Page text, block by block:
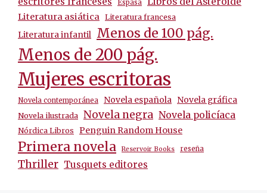
Espasa
Literatura asiática Literatura francesa
Literatura infantil Menos de 100 pág.
Menos de 200 pág.
Mujeres escritoras
Novela contemporánea Novela española Novela gráfica
Novela ilustrada Novela negra Novela policíaca
Nórdica Libros Penguin Random House
Primera novela Reservoir Books reseña
Thriller Tusquets editores